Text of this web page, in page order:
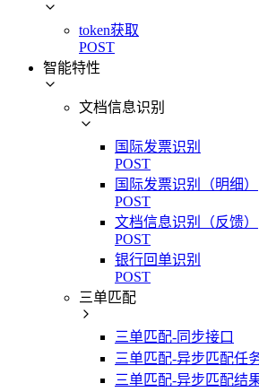
token获取
POST
智能特性
文档信息识别
国际发票识别
POST
国际发票识别（明细）
POST
文档信息识别（反馈）
POST
银行回单识别
POST
三单匹配
三单匹配-同步接口
三单匹配-异步匹配任
三单匹配-异步匹配结